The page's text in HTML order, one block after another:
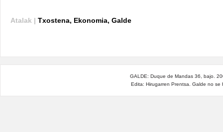
Atalak | Txostena, Ekonomia, Galde
GALDE: Duque de Mandas 36, bajo.
Edita: Hirugarren Prentsa. Galde no